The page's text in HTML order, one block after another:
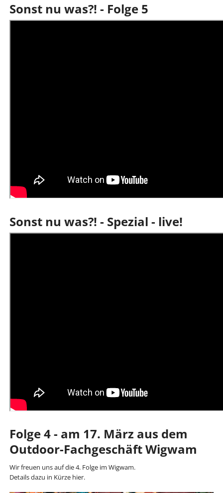
Sonst nu was?! - Folge 5
Sonst nu was?! - Spezial - live!
Folge 4 - am 17. März aus dem
Outdoor-Fachgeschäft Wigwam
Wir freuen uns auf die 4. Folge im Wigwam.
Details dazu in Kürze hier.